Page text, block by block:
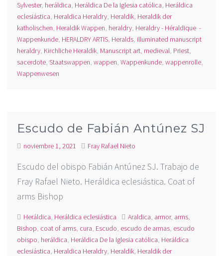
Sylvester, heráldica, Heráldica De la Iglesia católica, Heráldica
eclesiástica, Heraldica Heraldry, Heraldik, Heraldik der
katholischen, Heraldik Wappen, heraldry, Heraldry - Héraldique -
Wappenkunde, HERALDRY ARTIS, Heralds, illuminated manuscript
heraldry, Kirchliche Heraldik, Manuscript art, medieval, Priest,
sacerdote,Staatswappen,wappen,Wappenkunde,wappenrolle,
Wappenwesen
Escudo de Fabián Antúnez SJ
noviembre 1, 2021 Fray Rafael Nieto
Escudo del obispo Fabián Antúnez SJ. Trabajo de
Fray Rafael Nieto. Heráldica eclesiástica. Coat of
arms Bishop
Heráldica, Heráldica eclesiástica Araldica, armor, arms,
Bishop, coat of arms, cura, Escudo, escudo de armas, escudo
obispo, heráldica, Heráldica De la Iglesia católica, Heráldica
eclesiástica, Heraldica Heraldry, Heraldik, Heraldik der